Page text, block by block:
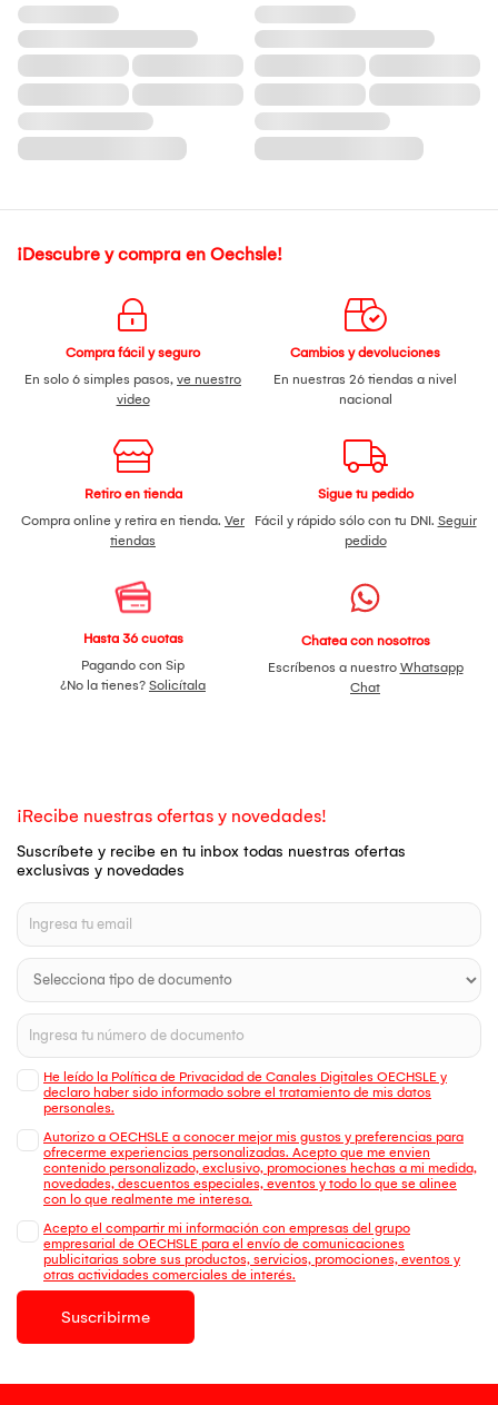
¡Descubre y compra en Oechsle!
Compra fácil y seguro
En solo 6 simples pasos, ve nuestro
video
Cambios y devoluciones
En nuestras 26 tiendas a nivel
nacional
Retiro en tienda
Compra online y retira en tienda. Ver
tiendas
Sigue tu pedido
Fácil y rápido sólo con tu DNI. Seguir
pedido
Hasta 36 cuotas
Pagando con Sip
¿No la tienes? Solicítala
Chatea con nosotros
Escríbenos a nuestro Whatsapp
Chat
¡Recibe nuestras ofertas y novedades!
Suscríbete y recibe en tu inbox todas nuestras ofertas
exclusivas y novedades
He leído la Política de Privacidad de Canales Digitales OECHSLE y
declaro haber sido informado sobre el tratamiento de mis datos
personales.
Autorizo a OECHSLE a conocer mejor mis gustos y preferencias para
ofrecerme experiencias personalizadas. Acepto que me envien
contenido personalizado, exclusivo, promociones hechas a mi medida,
novedades, descuentos especiales, eventos y todo lo que se alinee
con lo que realmente me interesa.
Acepto el compartir mi información con empresas del grupo
empresarial de OECHSLE para el envío de comunicaciones
publicitarias sobre sus productos, servicios, promociones, eventos y
otras actividades comerciales de interés.
Suscribirme